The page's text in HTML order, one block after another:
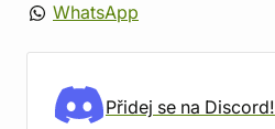
WhatsApp
Přidej se na Discord!